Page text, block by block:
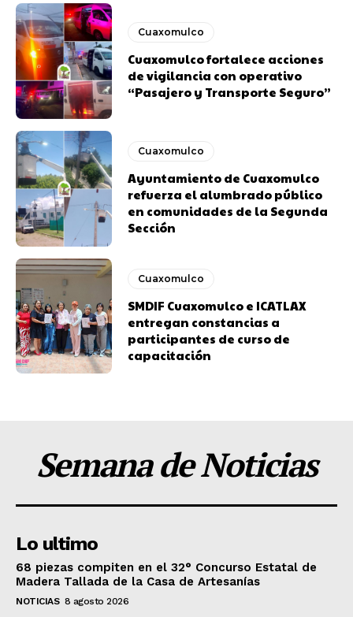
Cuaxomulco
Cuaxomulco fortalece acciones
de vigilancia con operativo
“Pasajero y Transporte Seguro”
Cuaxomulco
Ayuntamiento de Cuaxomulco
refuerza el alumbrado público
en comunidades de la Segunda
Sección
Cuaxomulco
SMDIF Cuaxomulco e ICATLAX
entregan constancias a
participantes de curso de
capacitación
Semana de Noticias
Lo ultimo
68 piezas compiten en el 32° Concurso Estatal de
Madera Tallada de la Casa de Artesanías
NOTICIAS 8 agosto 2026